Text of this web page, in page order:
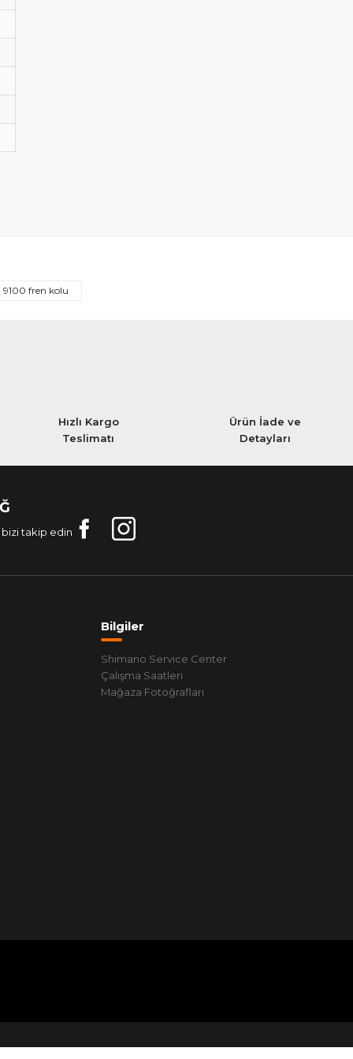
9100 fren kolu
Hızlı Kargo
Teslimatı
Ürün İade ve
Detayları
takip edin
Bilgiler
Shimano Service Center
Çalışma Saatleri
Mağaza Fotoğrafları